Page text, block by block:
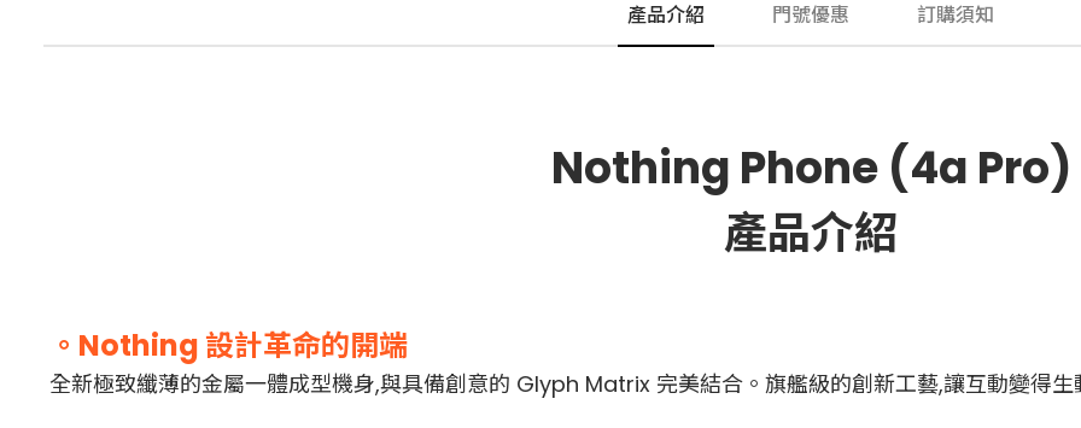
產品介紹 門號優惠 訂購須知
Nothing Phone (4a Pro)
產品介紹
。Nothing 設計革命的開端
全新極致纖薄的金屬一體成型機身,與具備創意的 Glyph Matrix 完美結合。旗艦級的創新工藝,讓互動變得生